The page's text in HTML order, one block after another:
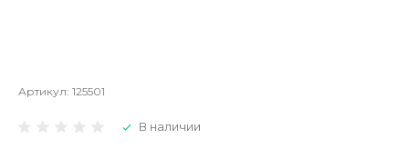
Артикул: 125501
В наличии